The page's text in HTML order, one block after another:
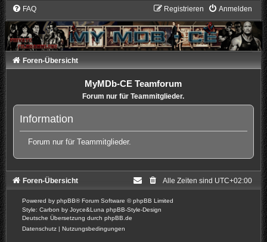
FAQ Anmelden
Registrieren
Foren-Übersicht
MyMDb-CE Teamforum
Forum nur für Teammitglieder.
Information
Forum nur für Teammitglieder.
Foren-Übersicht Alle Zeiten sind UTC+02:00
Powered by phpBB® Forum Software © phpBB Limited
Style: Carbon by Joyce&Luna phpBB-Style-Design
Deutsche Übersetzung durch phpBB.de
Datenschutz | Nutzungsbedingungen